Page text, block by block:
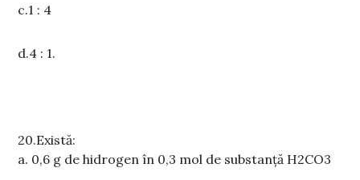
c.1 : 4
d.4 : 1.
20.Există:
a. 0,6 g de hidrogen în 0,3 mol de substanță H2CO3